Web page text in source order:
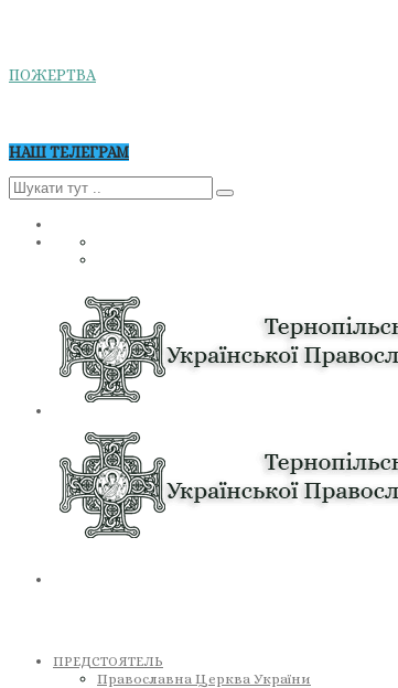
ПОЖЕРТВА
НАШ ТЕЛЕГРАМ
ПРЕДСТОЯТЕЛЬ
Православна Церква України